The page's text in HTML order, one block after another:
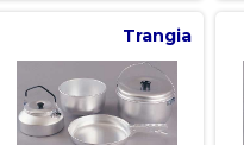
Trangia